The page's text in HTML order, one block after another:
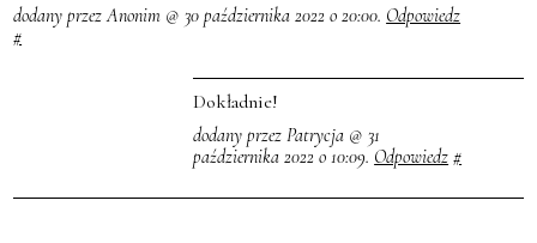
dodany przez Anonim @ 30 października 2022 o 20:00. Odpowiedz
#
Dokładnie!
dodany przez Patrycja @ 31
października 2022 o 10:09. Odpowiedz #